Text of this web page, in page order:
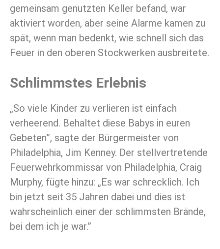
gemeinsam genutzten Keller befand, war
aktiviert worden, aber seine Alarme kamen zu
spät, wenn man bedenkt, wie schnell sich das
Feuer in den oberen Stockwerken ausbreitete.
Schlimmstes Erlebnis
„So viele Kinder zu verlieren ist einfach
verheerend. Behaltet diese Babys in euren
Gebeten”, sagte der Bürgermeister von
Philadelphia, Jim Kenney. Der stellvertretende
Feuerwehrkommissar von Philadelphia, Craig
Murphy, fügte hinzu: „Es war schrecklich. Ich
bin jetzt seit 35 Jahren dabei und dies ist
wahrscheinlich einer der schlimmsten Brände,
bei dem ich je war.”